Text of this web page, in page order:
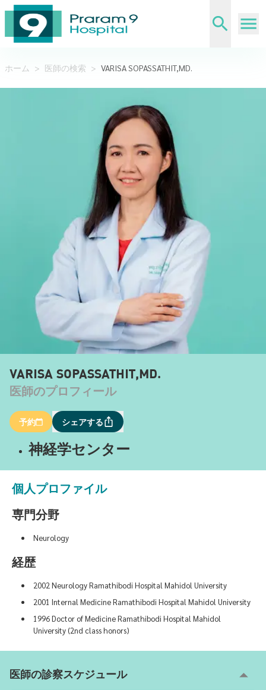
ホーム > 医師の検索 > VARISA SOPASSATHIT,MD.
VARISA SOPASSATHIT,MD.
医師のプロフィール
予約 シェアする
神経学センター
個人プロファイル
専門分野
Neurology
経歴
2002 Neurology Ramathibodi Hospital Mahidol University
2001 Internal Medicine Ramathibodi Hospital Mahidol University
1996 Doctor of Medicine Ramathibodi Hospital Mahidol
University (2nd class honors)
医師の診察スケジュール